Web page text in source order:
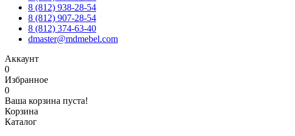
8 (812) 938-28-54
8 (812) 907-28-54
8 (812) 374-63-40
dmaster@mdmebel.com
Аккаунт
0
Избранное
0
Ваша корзина пуста!
Корзина
Каталог